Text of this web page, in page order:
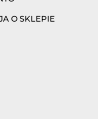
O SKLEPIE